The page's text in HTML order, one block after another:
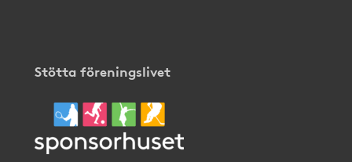
Stötta föreningslivet